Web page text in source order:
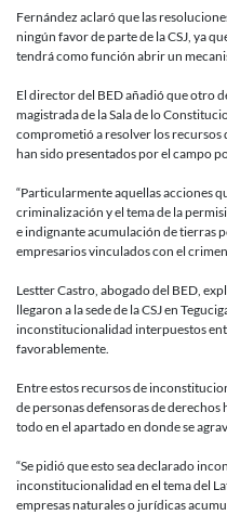
Fernández aclaró que las
ningún favor de parte de la CSJ, ya
tendrá como función abrir un
El director del BED añadió que otro
magistrada de la Sala de lo
comprometió a resolver los
han sido presentados por el campo
“Particularmente aquellas acciones
criminalización y el tema de la
e indignante acumulación de tierras
empresarios vinculados con el
Lestter Castro, abogado del BED,
llegaron a la sede de la CSJ en
inconstitucionalidad interpuestos
favorablemente.
Entre estos recursos de
de personas defensoras de
todo en el apartado en donde se
“Se pidió que esto sea declarado
inconstitucionalidad en el tema del
empresas naturales o jurídicas